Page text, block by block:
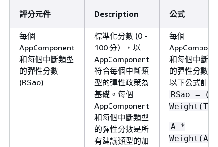
評分元件 Description 公式
每個
AppComponent
和每個中斷類型
的彈性分數
(RSao)
標準化分數 (0 -
100 分），以
AppComponent
符合每個中斷類
型的彈性政策為
基礎。每個
AppComponent
和每個中斷類型
的彈性分數是所
有建議類型的加
每個
和每個中斷類
的彈性分數使
以下公式計算
RSao =
Weight(T)
A *
Weight(A)